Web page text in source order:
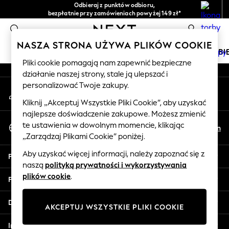
Odbieraj z punktów odbioru,
bezpłatnie przy zamówieniach powyżej 149 zł*
Łatwe zwroty*
0
HOLIDAY SHOP
Women's Holiday Shop
All Swimwear
All Beachwear
Bags & Accessories
Beach Dresses & Kaftans
Dresses
Flip Flops
Sliders
Jumpsuits & Playsuits
Sandals
Shorts
An error occurred on client
Nasze media społecznościowe
Moje konto
Zaloguj się na swoje konto
Wybierz Język
Polski
En
Pomoc
Prywatność i zasady prawne
Działy
Inne usługi
NASZA STRONA UŻYWA PLIKÓW COOKIE
Pliki cookie pomagają nam zapewnić bezpieczne
działanie naszej strony, stale ją ulepszać i
personalizować Twoje zakupy.
Kliknij „Akceptuj Wszystkie Pliki Cookie”, aby uzyskać
najlepsze doświadczenie zakupowe. Możesz zmienić
te ustawienia w dowolnym momencie, klikając
„Zarządzaj Plikami Cookie” poniżej.
Aby uzyskać więcej informacji, należy zapoznać się z
naszą polityką prywatności i wykorzystywania
plików cookie.
AKCEPTUJ WSZYSTKIE PLIKI COOKIE